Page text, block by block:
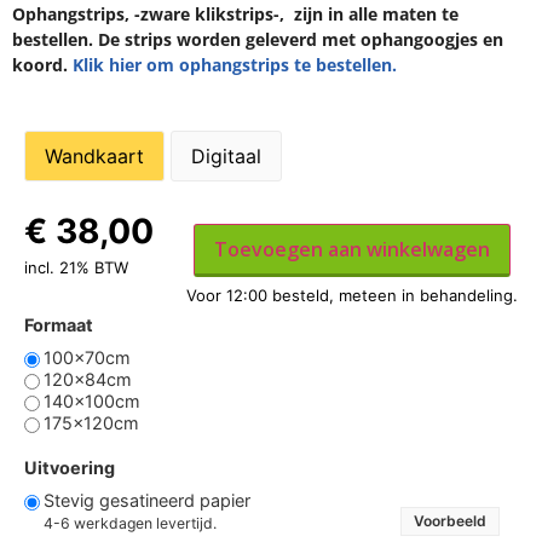
Ophangstrips, -zware klikstrips-, zijn in alle maten te
bestellen. De strips worden geleverd met ophangoogjes en
koord. Klik hier om ophangstrips te bestellen.
Wandkaart Digitaal
Formaat
100x70cm
120x84cm
140x100cm
175x120cm
Uitvoering
Stevig gesatineerd papier
4-6 werkdagen levertijd. Voorbeeld
€ 38,00
incl. 21% BTW
Toevoegen aan winkelwagen